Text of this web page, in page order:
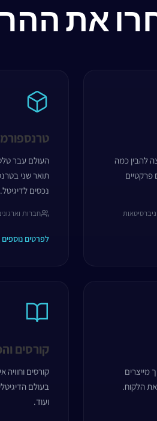
את
להבין כמה
פרקטיים
העולם עבר
תואר שני
נכסים לדיגיטל.
חברות
לפרטים נוספים
מייצרים
קורסים
קורסים וחוויה
בעולם
ועוד.